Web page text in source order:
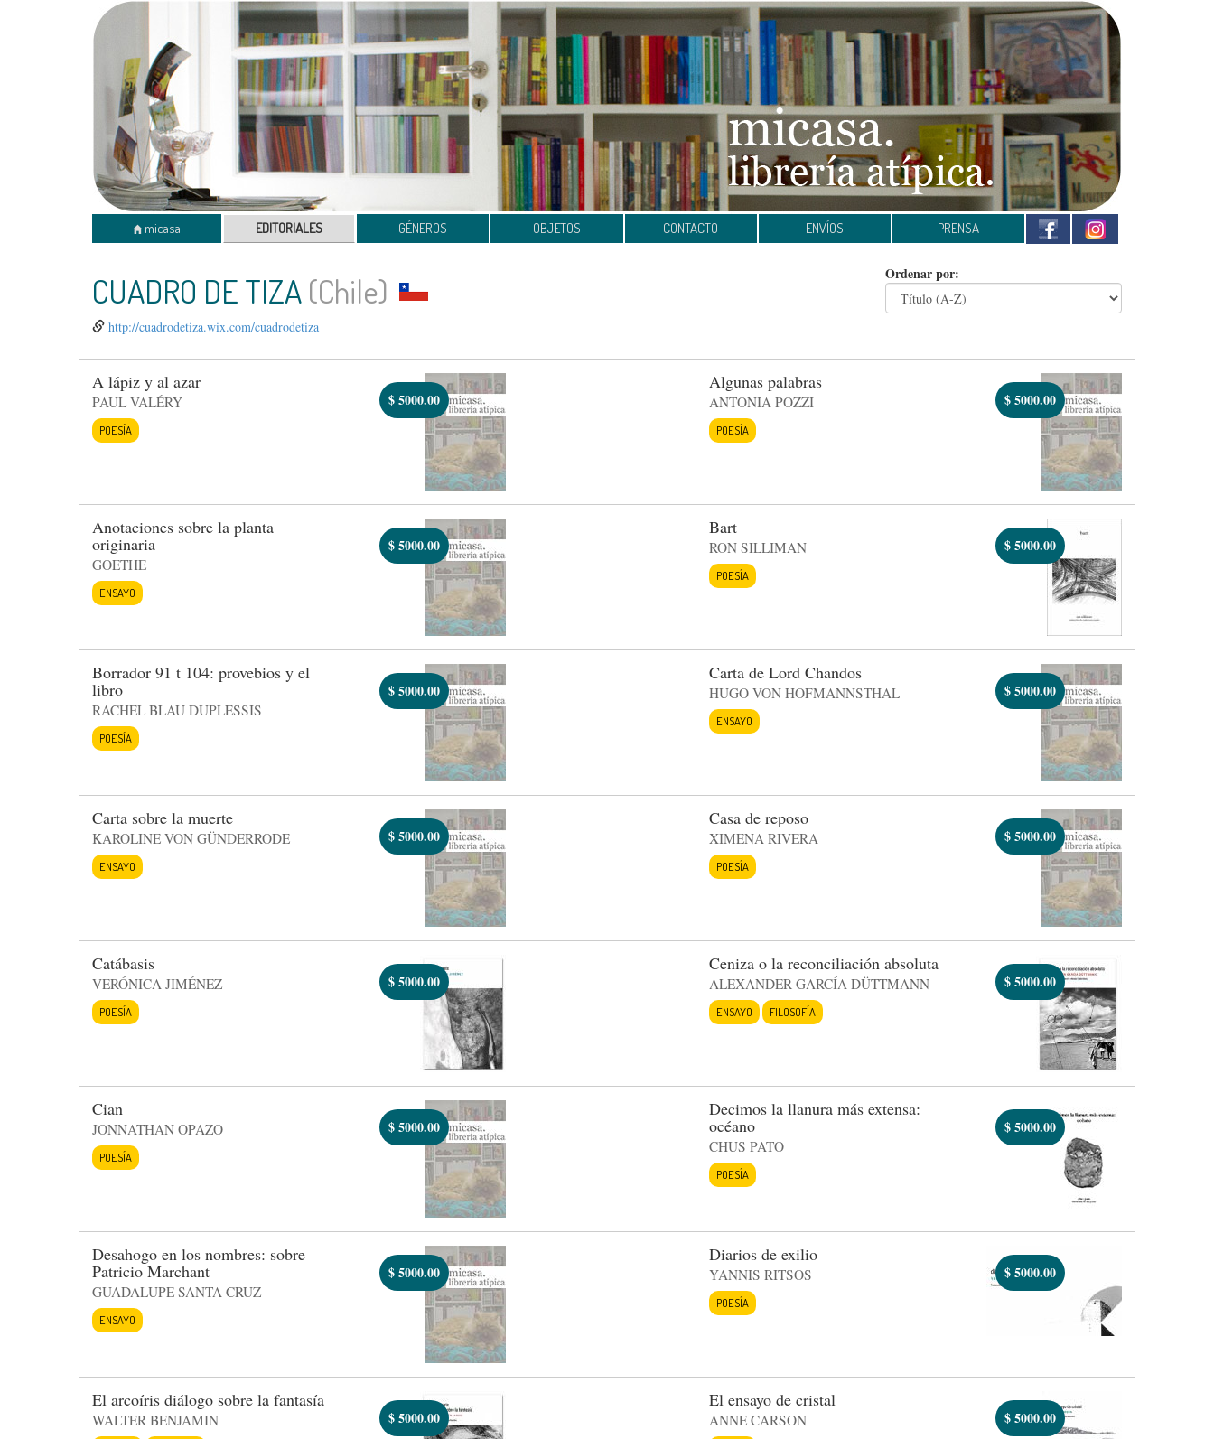
micasa EDITORIALES GÉNEROS OBJETOS CONTACTO ENVÍOS PRENSA
CUADRO DE TIZA(Chile)
http://cuadrodetiza.wix.com/cuadrodetiza
Ordenar por:
A lápiz y al azar
PAUL VALÉRY
POESÍA
$5000.00
Algunas palabras
ANTONIA POZZI
POESÍA
$5000.00
Anotaciones sobre la planta
originaria
GOETHE
ENSAYO
$5000.00
Bart
RON SILLIMAN
POESÍA
$5000.00
Borrador 91 t 104: provebios y el
libro
RACHEL BLAU DUPLESSIS
POESÍA
$5000.00
Carta de Lord Chandos
HUGO VON HOFMANNSTHAL
ENSAYO
$5000.00
Carta sobre la muerte
KAROLINE VON GÜNDERRODE
ENSAYO
$5000.00
Casa de reposo
XIMENA RIVERA
POESÍA
$5000.00
Catábasis
VERÓNICA JIMÉNEZ
POESÍA
$5000.00
Ceniza o la reconciliación absoluta
ALEXANDER GARCÍA DÜTTMANN
ENSAYO FILOSOFÍA
$5000.00
Cian
JONNATHAN OPAZO
POESÍA
$5000.00
Decimos la llanura más extensa:
océano
CHUS PATO
POESÍA
$5000.00
Desahogo en los nombres: sobre
Patricio Marchant
GUADALUPE SANTA CRUZ
ENSAYO
$5000.00
Diarios de exilio
YANNIS RITSOS
POESÍA
$5000.00
El arcoíris diálogo sobre la fantasía
WALTER BENJAMIN $5000.00
El ensayo de cristal
ANNE CARSON $5000.00